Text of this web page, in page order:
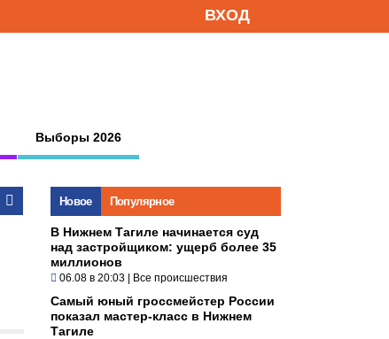
ВХОД
Выборы 2026
Новое Популярное
В Нижнем Тагиле начинается суд
над застройщиком: ущерб более 35
миллионов
06.08 в 20:03 | Все происшествия
Самый юный гроссмейстер России
показал мастер-класс в Нижнем
Тагиле